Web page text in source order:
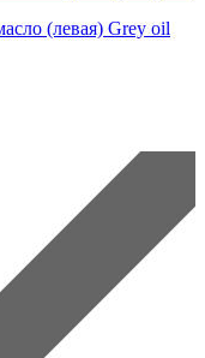
(левая) Grey oil